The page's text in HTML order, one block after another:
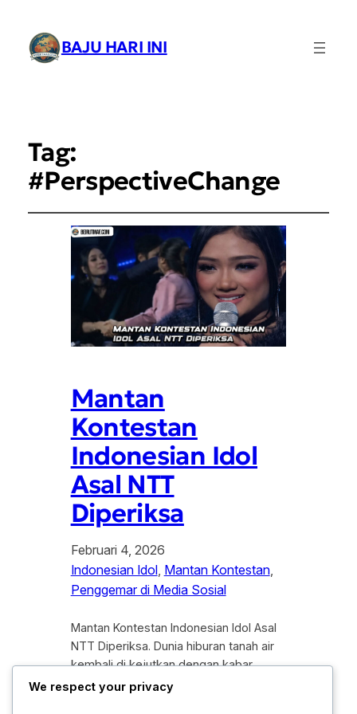
BAJU HARI INI
Tag:
#PerspectiveChange
Mantan
Kontestan
Indonesian Idol
Asal NTT
Diperiksa
Februari 4, 2026
Indonesian Idol, Mantan Kontestan
Penggemar di Media Sosial
Mantan Kontestan Indonesian Idol Asal
NTT Diperiksa. Dunia hiburan tanah air
kembali di kejutkan dengan kabar
kurang sedap yang melibatkan salah
We respect your privacy